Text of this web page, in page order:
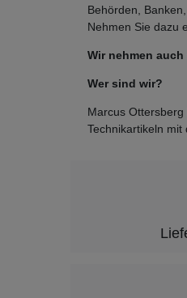
Behörden,
Nehmen Sie dazu
Wir nehmen
Wer sind wir?
Marcus
Technikartikeln mit